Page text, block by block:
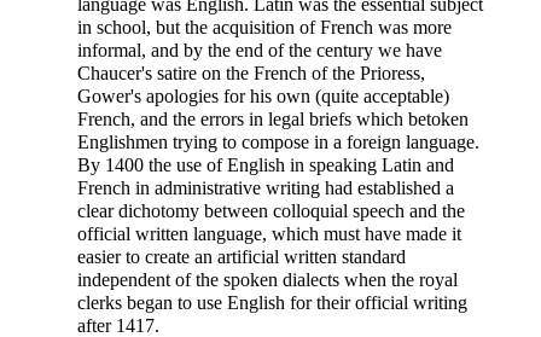
in school, but the acquisition of French was more
informal, and by the end of the century we have
Chaucer's satire on the French of the Prioress,
Gower's apologies for his own (quite acceptable)
French, and the errors in legal briefs which betoken
Englishmen trying to compose in a foreign language.
By 1400 the use of English in speaking Latin and
French in administrative writing had established a
clear dichotomy between colloquial speech and the
official written language, which must have made it
easier to create an artificial written standard
independent of the spoken dialects when the royal
clerks began to use English for their official writing
after 1417.